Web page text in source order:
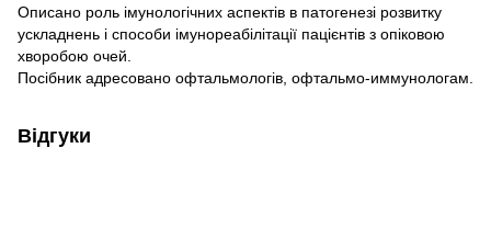
Описано роль імунологічних аспектів в патогенезі розвитку
ускладнень і способи імунореабілітації пацієнтів з опіковою
хворобою очей.
Посібник адресовано офтальмологів, офтальмо-иммунологам.
Відгуки